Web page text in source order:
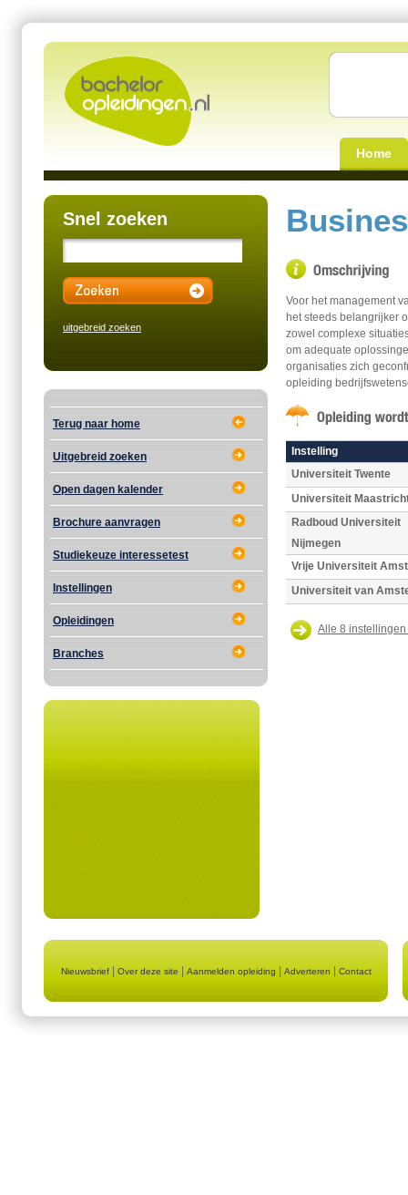
Home
Snel zoeken
uitgebreid zoeken
Terug naar home
Uitgebreid zoeken
Open dagen kalender
Brochure aanvragen
Studiekeuze interessetest
Instellingen
Opleidingen
Branches
Voor het management
het steeds belangrijker
zowel complexe
om adequate
organisaties zich
opleiding
Instelling
Universiteit Twente
Universiteit
Radboud Universiteit
Nijmegen
Vrije Universiteit
Universiteit van
Alle 8
Nieuwsbrief| Over deze site Aanmelden opleiding Adverteren Contact